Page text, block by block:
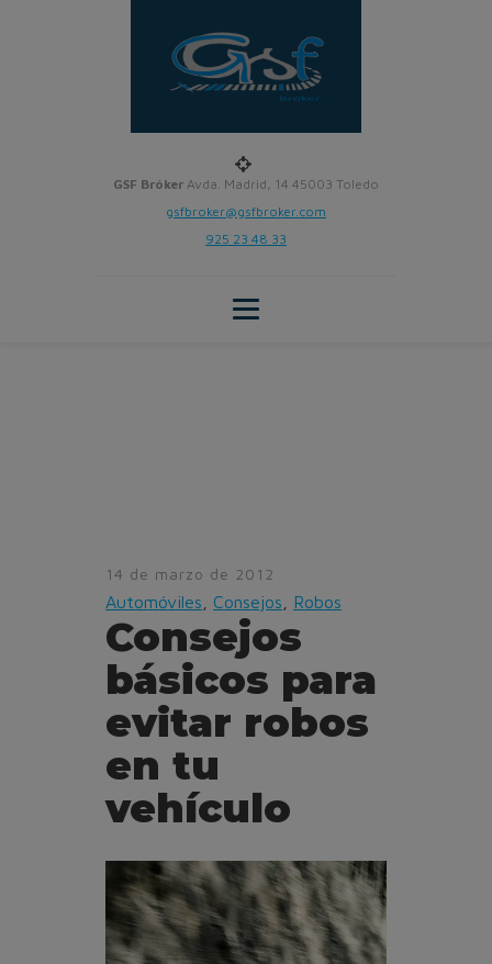
GSF Bróker Avda. Madrid, 14 45003 Toledo
gsfbroker@gsfbroker.com
925 23 48 33
14 de marzo de 2012
Automóviles Consejos Robos
Consejos
básicos para
evitar robos
en tu
vehículo